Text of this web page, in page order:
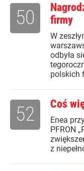
firmy
W
odbyła
polskich
50
Coś
Enea
PFRON
z
52